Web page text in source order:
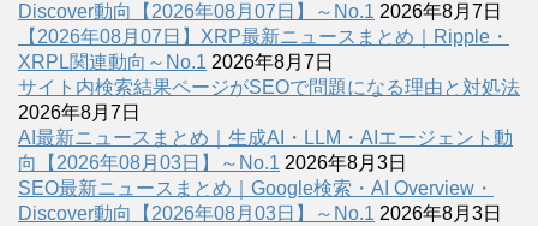
Discover動向【2026年08月07日】～No.1 2026年8月7日
【2026年08月07日】XRP最新ニュースまとめ｜Ripple・
XRPL関連動向～No.1 2026年8月7日
サイト内検索結果ページがSEOで問題になる理由と対処法
2026年8月7日
AI最新ニュースまとめ｜生成AI・LLM・AIエージェント動
向【2026年08月03日】～No.1 2026年8月3日
SEO最新ニュースまとめ｜Google検索・AI Overview・
Discover動向【2026年08月03日】～No.1 2026年8月3日